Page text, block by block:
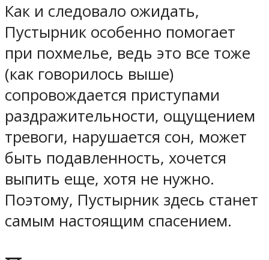
Как и следовало ожидать,
Пустырник особенно помогает
при похмелье, ведь это все тоже
(как говорилось выше)
сопровождается приступами
раздражительности, ощущением
тревоги, нарушается сон, может
быть подавленность, хочется
выпить еще, хотя не нужно.
Поэтому, Пустырник здесь станет
самым настоящим спасением.